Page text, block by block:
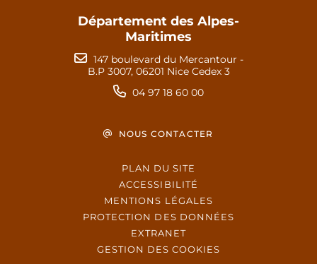
Département des Alpes-
Maritimes
147 boulevard du Mercantour -
B.P 3007, 06201 Nice Cedex 3
04 97 18 60 00
NOUS CONTACTER
PLAN DU SITE
ACCESSIBILITÉ
MENTIONS LÉGALES
PROTECTION DES DONNÉES
EXTRANET
GESTION DES COOKIES